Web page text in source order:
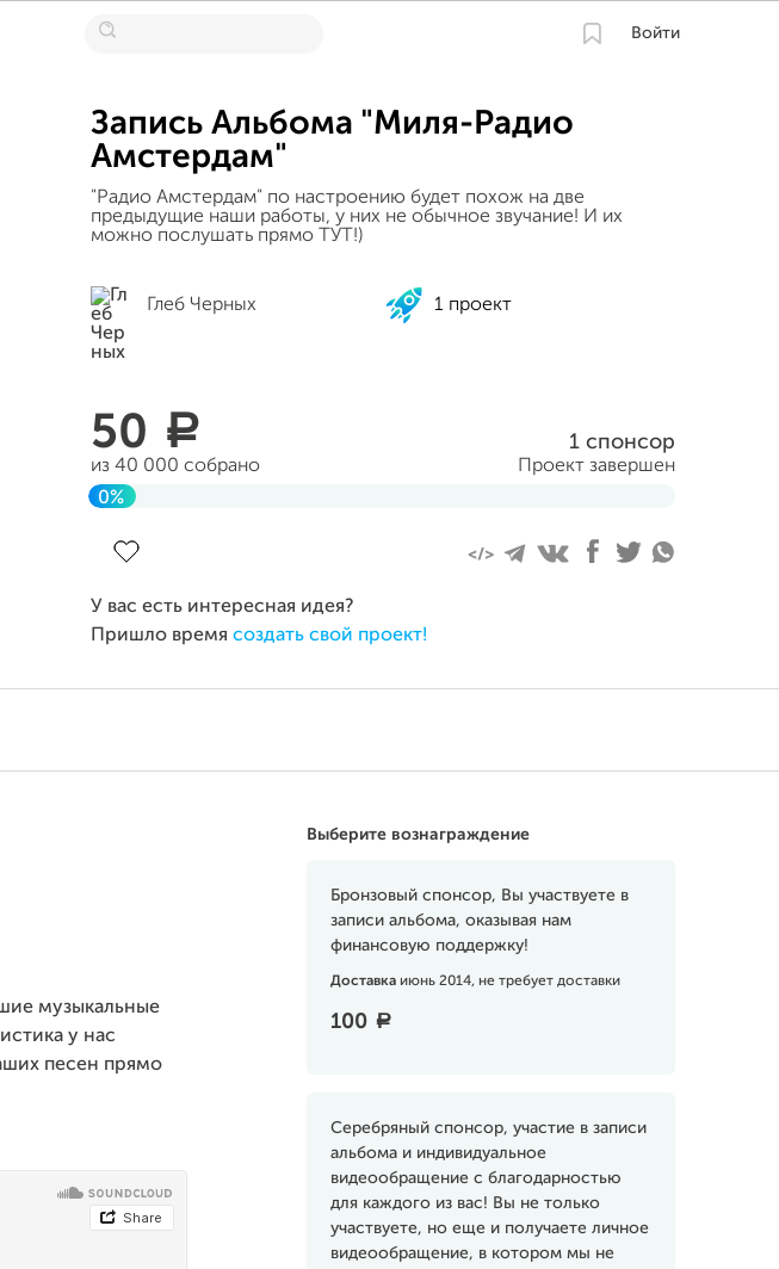
Войти
Запись Альбома "Миля-Радио
Амстердам"
"Радио Амстердам" по настроению будет похож на две
предыдущие наши работы, у них не обычное звучание! И их
можно послушать прямо ТУТ!)
Глеб Черных 1 проект
50 a
из 40 000 собрано
1 спонсор
Проект завершен
0%
У вас есть интересная идея?
Пришло время создать свой проект!
Выберите вознаграждение
Бронзовый спонсор, Вы участвуете в
записи альбома, оказывая нам
финансовую поддержку!
Доставка июнь 2014, не требует доставки
100 a
Серебряный спонсор, участие в записи
альбома и индивидуальное
видеообращение с благодарностью
для каждого из вас! Вы не только
участвуете, но еще и получаете личное
видеообращение, в котором мы не
музыкальные
у нас
песен прямо